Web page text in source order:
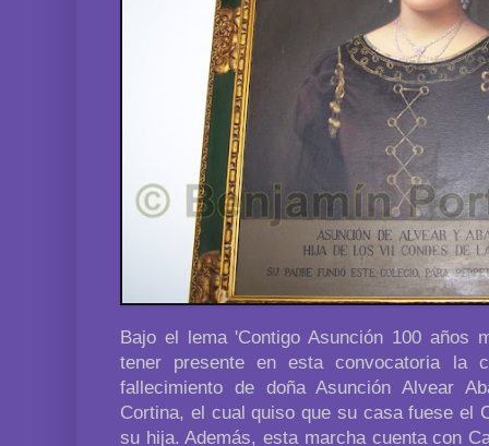
Bajo el lema 'Contigo Asunción 100 años
tener presente en esta convocatoria la
fallecimiento de doña Asunción Alvear
Cortina, el cual quiso que su casa fuese el
su hija. Además, esta marcha cuenta con